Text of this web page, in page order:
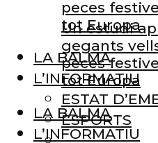
peces
tot Europa
LA BALMA
L’INFORMATIU
ESTAT
ESPORTS
Un estudi
gegants
peces
tot Europa
LA BALMA
L’INFORMATIU